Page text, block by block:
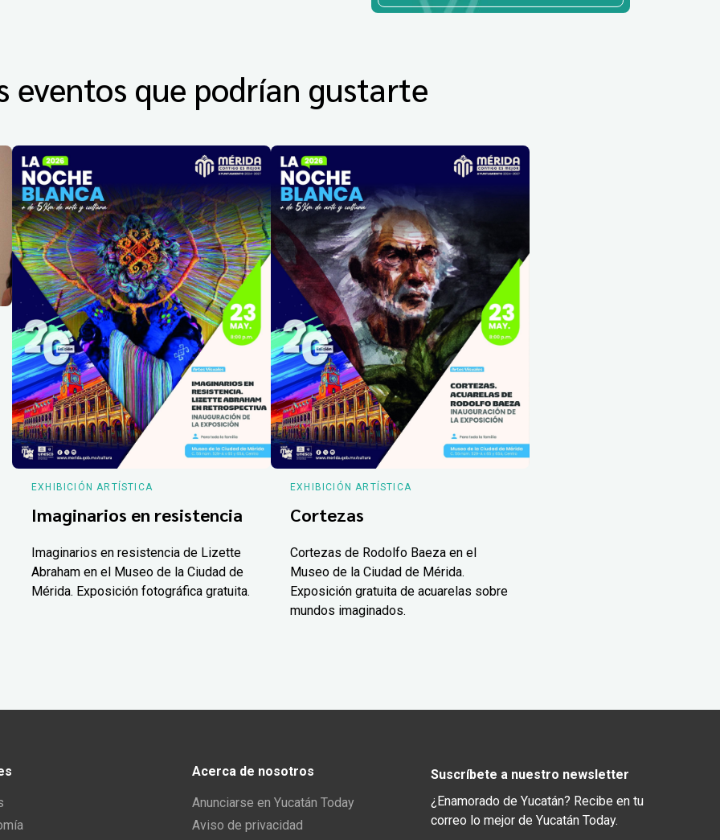
eventos que podrían gustarte
EXHIBICIÓN ARTÍSTICA
Imaginarios en resistencia
Imaginarios en resistencia de Lizette
Abraham en el Museo de la Ciudad de
Mérida. Exposición fotográfica gratuita.
EXHIBICIÓN ARTÍSTICA
Cortezas
Cortezas de Rodolfo Baeza en el
Museo de la Ciudad de Mérida.
Exposición gratuita de acuarelas sobre
mundos imaginados.
Acerca de nosotros
Anunciarse en Yucatán Today
Aviso de privacidad
Suscríbete a nuestro newsletter
¿Enamorado de Yucatán? Recibe en tu
correo lo mejor de Yucatán Today.